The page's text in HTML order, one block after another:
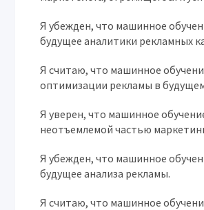
Я убежден, что машинное
будущее аналитики рекламных
Я считаю, что машинное
оптимизации рекламы в
Я уверен, что машинное
неотъемлемой частью
Я убежден, что машинное
будущее анализа рекламы.
Я считаю, что машинное